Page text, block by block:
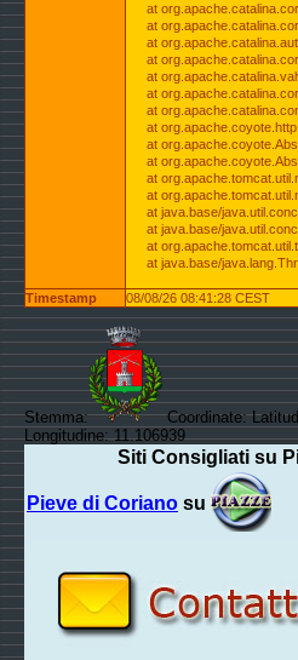
at
at
at
at
at
at
at
at
at
at
at
at
at java.base/
at java.base/
at
at java.base/
Timestamp 08/08/26 08:41:28 CEST
Stemma:
Coordinate:
Longitudine: 11.106939
Siti Consigliati su
Pieve di Coriano su